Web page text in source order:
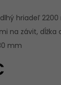
dlhý hriadeľ
na závit, dĺžka
mm